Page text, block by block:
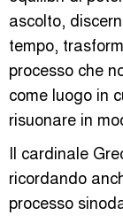
ascolto,
tempo,
processo che
come luogo in
risuonare in
Il cardinale
ricordando
processo